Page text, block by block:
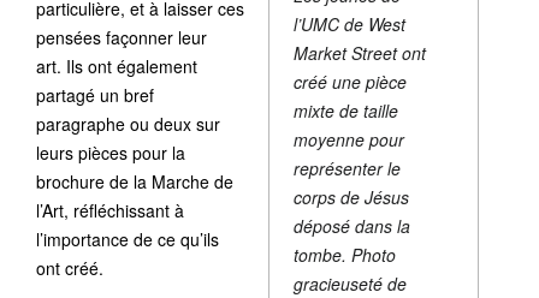
l’UMC de West
Market Street ont
créé une pièce
mixte de taille
moyennepour
représenter le
corps de Jésus
déposé dans la
tombe. Photo
gracieuseté de
particulière, et à laisser ces
pensées façonner leur
art. Ils ont également
partagé un bref
paragraphe ou deux sur
leurs pièces pour la
brochure de la Marche de
l’Art, réfléchissant à
l’importance de ce qu’ils
ont créé.